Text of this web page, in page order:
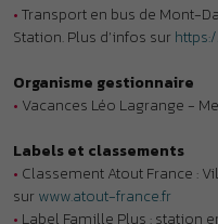
mobilité réduite (PMR).
•Chèques-Vacances ANCV
• Village vacances VACAF
Animaux
Animaux non admis.